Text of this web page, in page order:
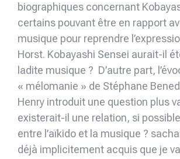
biographiques concernant
certains pouvant être en rapport
musique pour reprendre
Horst. Kobayashi Sensei aurait-il
ladite musique ? D’autre part,
« mélomanie » de Stéphane
Henry introduit une question plus
existerait-il une relation, si
entre l’aïkido et la musique ?
déjà implicitement acquis que je